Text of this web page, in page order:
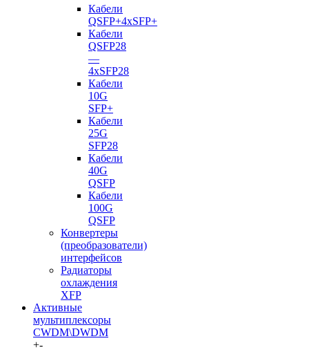
Кабели
QSFP+4xSFP+
Кабели
QSFP28
—
4xSFP28
Кабели
10G
SFP+
Кабели
25G
SFP28
Кабели
40G
QSFP
Кабели
100G
QSFP
Конвертеры
(преобразователи)
интерфейсов
Радиаторы
охлаждения
XFP
Активные
мультиплексоры
CWDM\DWDM
+-